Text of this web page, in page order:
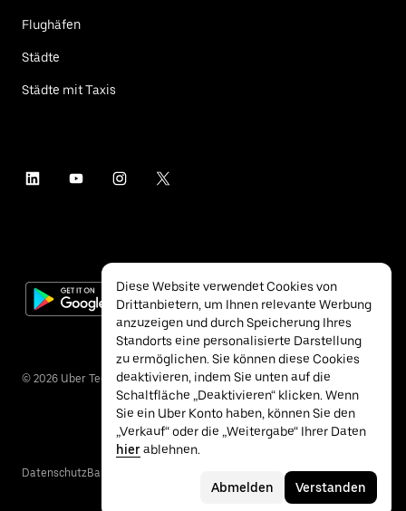
Flughäfen
Städte
Städte mit Taxis
© 2026 Uber Technologies Inc.
DatenschutzBarrierefreiheit
Diese Website verwendet Cookies von
Drittanbietern, um Ihnen relevante Werbung
anzuzeigen und durch Speicherung Ihres
Standorts eine personalisierte Darstellung
zu ermöglichen. Sie können diese Cookies
deaktivieren, indem Sie unten auf die
Schaltfläche „Deaktivieren“ klicken. Wenn
Sie ein Uber Konto haben, können Sie den
„Verkauf“ oder die „Weitergabe“ Ihrer Daten
hierablehnen.
Abmelden Verstanden